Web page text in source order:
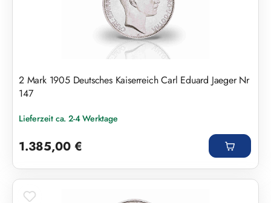
2 Mark 1905 Deutsches Kaiserreich Carl Eduard Jaeger Nr
147
Lieferzeit ca. 2-4 Werktage
1.385,00 €